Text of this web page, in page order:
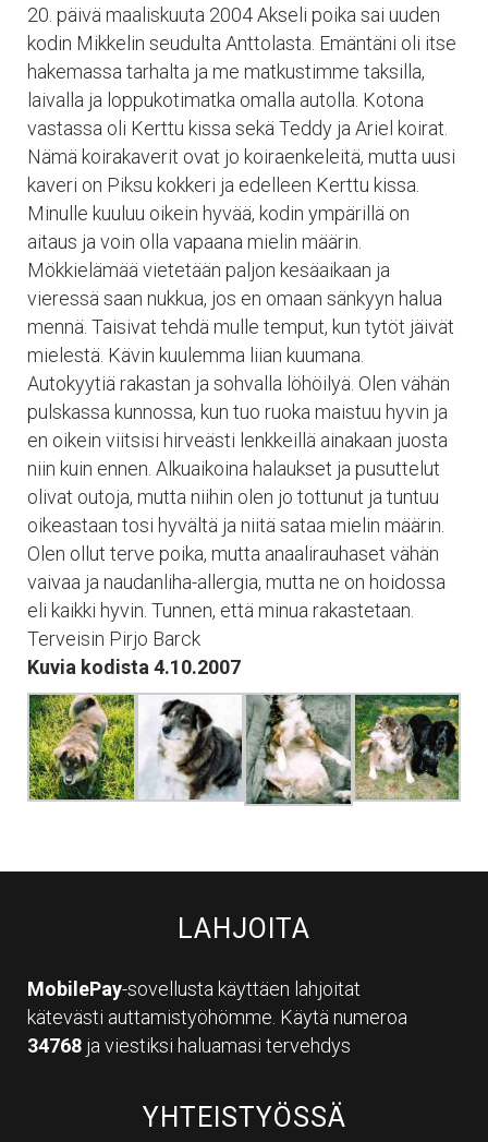
20. päivä maaliskuuta 2004 Akseli poika sai uuden
kodin Mikkelin seudulta Anttolasta. Emäntäni oli itse
hakemassa tarhalta ja me matkustimme taksilla,
laivalla ja loppukotimatka omalla autolla. Kotona
vastassa oli Kerttu kissa sekä Teddy ja Ariel koirat.
Nämä koirakaverit ovat jo koiraenkeleitä, mutta uusi
kaveri on Piksu kokkeri ja edelleen Kerttu kissa.
Minulle kuuluu oikein hyvää, kodin ympärillä on
aitaus ja voin olla vapaana mielin määrin.
Mökkielämää vietetään paljon kesäaikaan ja
vieressä saan nukkua, jos en omaan sänkyyn halua
mennä. Taisivat tehdä mulle temput, kun tytöt jäivät
mielestä. Kävin kuulemma liian kuumana.
Autokyytiä rakastan ja sohvalla löhöilyä. Olen vähän
pulskassa kunnossa, kun tuo ruoka maistuu hyvin ja
en oikein viitsisi hirveästi lenkkeillä ainakaan juosta
niin kuin ennen. Alkuaikoina halaukset ja pusuttelut
olivat outoja, mutta niihin olen jo tottunut ja tuntuu
oikeastaan tosi hyvältä ja niitä sataa mielin määrin.
Olen ollut terve poika, mutta anaalirauhaset vähän
vaivaa ja naudanliha-allergia, mutta ne on hoidossa
eli kaikki hyvin. Tunnen, että minua rakastetaan.
Terveisin Pirjo Barck
Kuvia kodista 4.10.2007
LAHJOITA
MobilePay-sovellusta käyttäen lahjoitat
kätevästi auttamistyöhömme. Käytä numeroa
34768 ja viestiksi haluamasi tervehdys
YHTEISTYÖSSÄ